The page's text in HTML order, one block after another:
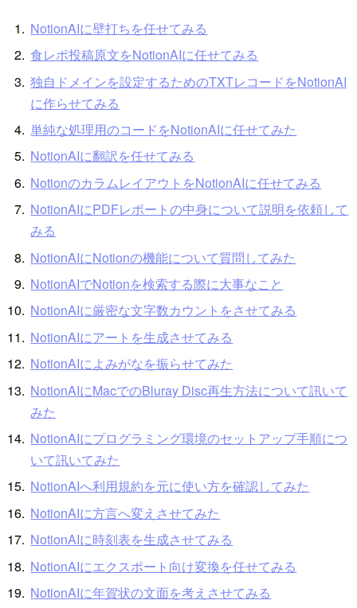
NotionAIに壁打ちを任せてみる
食レポ投稿原文をNotionAIに任せてみる
独自ドメインを設定するためのTXTレコードをNotionAI
に作らせてみる
単純な処理用のコードをNotionAIに任せてみた
NotionAIに翻訳を任せてみる
NotionのカラムレイアウトをNotionAIに任せてみる
NotionAIにPDFレポートの中身について説明を依頼して
みる
NotionAIにNotionの機能について質問してみた
NotionAIでNotionを検索する際に大事なこと
NotionAIに厳密な文字数カウントをさせてみる
NotionAIにアートを生成させてみる
NotionAIによみがなを振らせてみた
NotionAIにMacでのBluray Disc再生方法について訊いて
みた
NotionAIにプログラミング環境のセットアップ手順につ
いて訊いてみた
NotionAIへ利用規約を元に使い方を確認してみた
NotionAIに方言へ変えさせてみた
NotionAIに時刻表を生成させてみる
NotionAIにエクスポート向け変換を任せてみる
NotionAIに年賀状の文面を考えさせてみる